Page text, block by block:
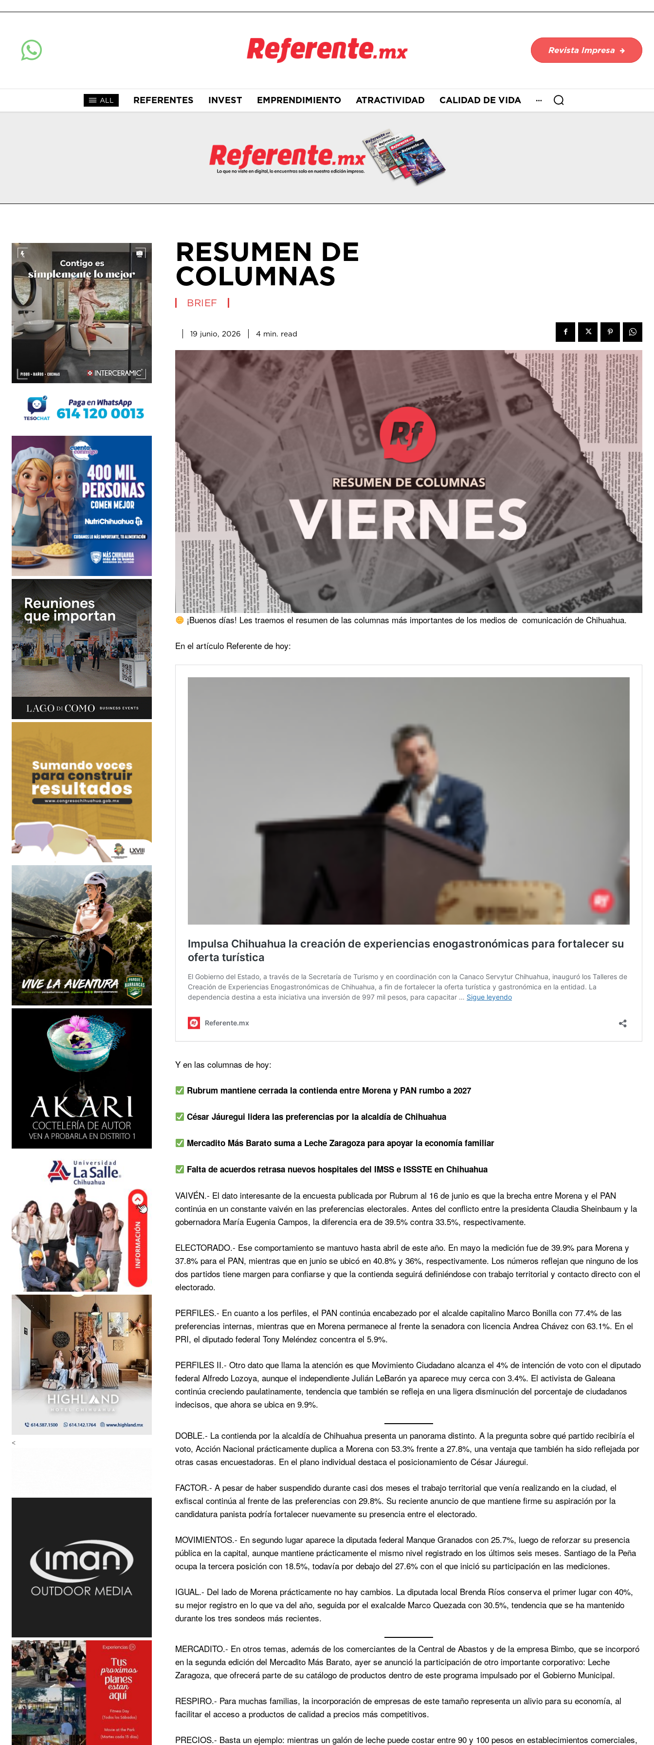
Revista Impresa
ALL REFERENTES INVEST EMPRENDIMIENTO ATRACTIVIDAD CALIDAD DE VIDA
<
RESUMEN DE
COLUMNAS
BRIEF
19 junio, 2026 4 min. read
¡Buenos días! Les traemos el resumen de las columnas más importantes de los medios de comunicación de Chihuahua.
En el artículo Referente de hoy:
Y en las columnas de hoy:
Rubrum mantiene cerrada la contienda entre Morena y PAN rumbo a 2027
César Jáuregui lidera las preferencias por la alcaldía de Chihuahua
Mercadito Más Barato suma a Leche Zaragoza para apoyar la economía familiar
Falta de acuerdos retrasa nuevos hospitales del IMSS e ISSSTE en Chihuahua
VAIVÉN.- El dato interesante de la encuesta publicada por Rubrum al 16 de junio es que la brecha entre Morena y el PAN
continúa en un constante vaivén en las preferencias electorales. Antes del conflicto entre la presidenta Claudia Sheinbaum y la
gobernadora María Eugenia Campos, la diferencia era de 39.5% contra 33.5%, respectivamente.
ELECTORADO.- Ese comportamiento se mantuvo hasta abril de este año. En mayo la medición fue de 39.9% para Morena y
37.8% para el PAN, mientras que en junio se ubicó en 40.8% y 36%, respectivamente. Los números reflejan que ninguno de los
dos partidos tiene margen para confiarse y que la contienda seguirá definiéndose con trabajo territorial y contacto directo con el
electorado.
PERFILES.- En cuanto a los perfiles, el PAN continúa encabezado por el alcalde capitalino Marco Bonilla con 77.4% de las
preferencias internas, mientras que en Morena permanece al frente la senadora con licencia Andrea Chávez con 63.1%. En el
PRI, el diputado federal Tony Meléndez concentra el 5.9%.
PERFILES II.- Otro dato que llama la atención es que Movimiento Ciudadano alcanza el 4% de intención de voto con el diputado
federal Alfredo Lozoya, aunque el independiente Julián LeBarón ya aparece muy cerca con 3.4%. El activista de Galeana
continúa creciendo paulatinamente, tendencia que también se refleja en una ligera disminución del porcentaje de ciudadanos
indecisos, que ahora se ubica en 9.9%.
DOBLE.- La contienda por la alcaldía de Chihuahua presenta un panorama distinto. A la pregunta sobre qué partido recibiría el
voto, Acción Nacional prácticamente duplica a Morena con 53.3% frente a 27.8%, una ventaja que también ha sido reflejada por
otras casas encuestadoras. En el plano individual destaca el posicionamiento de César Jáuregui.
FACTOR.- A pesar de haber suspendido durante casi dos meses el trabajo territorial que venía realizando en la ciudad, el
exfiscal continúa al frente de las preferencias con 29.8%. Su reciente anuncio de que mantiene firme su aspiración por la
candidatura panista podría fortalecer nuevamente su presencia entre el electorado.
MOVIMIENTOS.- En segundo lugar aparece la diputada federal Manque Granados con 25.7%, luego de reforzar su presencia
pública en la capital, aunque mantiene prácticamente el mismo nivel registrado en los últimos seis meses. Santiago de la Peña
ocupa la tercera posición con 18.5%, todavía por debajo del 27.6% con el que inició su participación en las mediciones.
IGUAL.- Del lado de Morena prácticamente no hay cambios. La diputada local Brenda Ríos conserva el primer lugar con 40%,
su mejor registro en lo que va del año, seguida por el exalcalde Marco Quezada con 30.5%, tendencia que se ha mantenido
durante los tres sondeos más recientes.
MERCADITO.- En otros temas, además de los comerciantes de la Central de Abastos y de la empresa Bimbo, que se incorporó
en la segunda edición del Mercadito Más Barato, ayer se anunció la participación de otro importante corporativo: Leche
Zaragoza, que ofrecerá parte de su catálogo de productos dentro de este programa impulsado por el Gobierno Municipal.
RESPIRO.- Para muchas familias, la incorporación de empresas de este tamaño representa un alivio para su economía, al
facilitar el acceso a productos de calidad a precios más competitivos.
PRECIOS.- Basta un ejemplo: mientras un galón de leche puede costar entre 90 y 100 pesos en establecimientos comerciales,